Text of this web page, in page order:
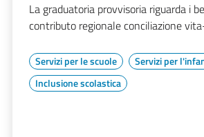
La graduatoria provvisoria riguarda i
contributo regionale conciliazione
Servizi per le scuole
Servizi per
Inclusione scolastica